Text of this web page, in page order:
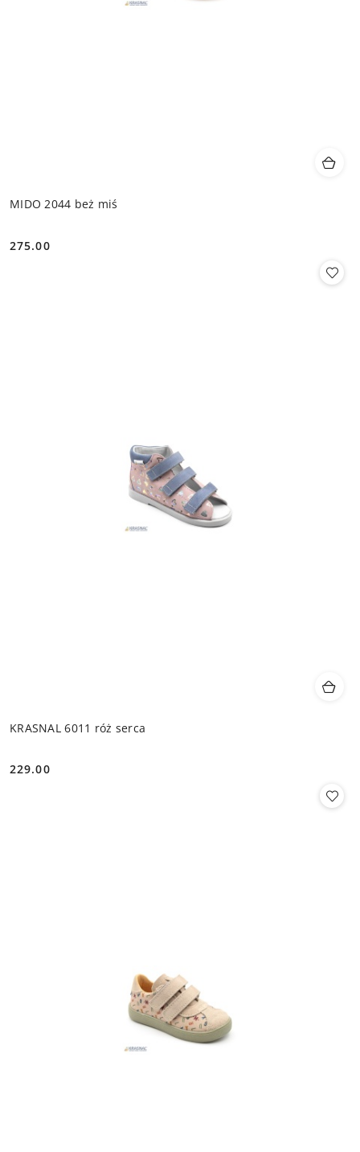
MIDO 2044 beż miś
Cena:
275.00
KRASNAL 6011 róż serca
Cena:
229.00